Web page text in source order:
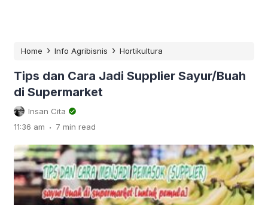
Home › Info Agribisnis › Hortikultura
Tips dan Cara Jadi Supplier Sayur/Buah
di Supermarket
Insan Cita
11:36 am . 7 min read